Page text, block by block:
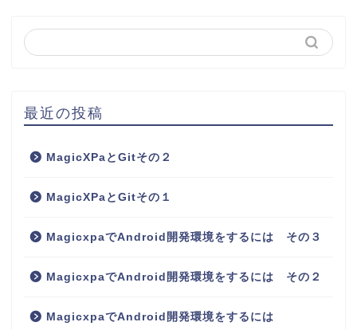
最近の投稿
MagicXPaとGitその２
MagicXPaとGitその１
MagicxpaでAndroid開発環境をするには その３
MagicxpaでAndroid開発環境をするには その２
MagicxpaでAndroid開発環境をするには